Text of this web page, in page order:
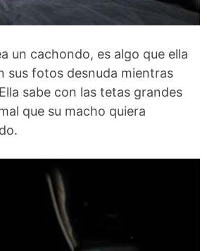
un cachondo, es algo que ella
sus fotos desnuda mientras
sabe con las tetas grandes
que su macho quiera